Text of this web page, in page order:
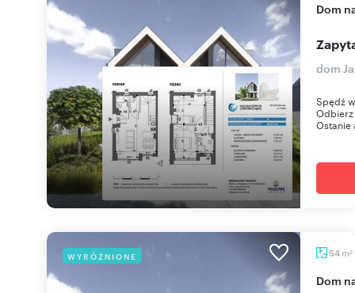
dom
dom
Spędź
Odbierz
Ostanie
WYRÓŻNIONE 54 m2
dom